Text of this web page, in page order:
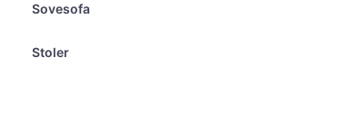
Sovesofa
Stoler